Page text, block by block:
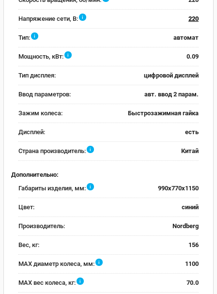
Напряжение сети, В: i 220
Тип: i автомат
Мощность, кВт: i 0.09
Тип дисплея: цифровой дисплей
Ввод параметров: авт. ввод 2 парам.
Зажим колеса: Быстрозажимная гайка
Дисплей: есть
Страна производитель: i Китай
Дополнительно:
Габариты изделия, мм:
i 990x770x1150
Цвет: синий
Производитель: Nordberg
Вес, кг: 156
MAX диаметр колеса, мм: i 1100
MAX вес колеса, кг: i 70.0